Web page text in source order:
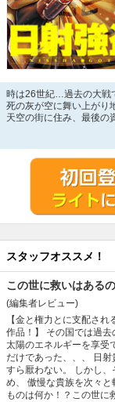
時は26世紀…過去の大戦
死の灰が空に舞い上がり
天空の街に住み、最後の
貴族の支配に反逆し、
スタッフオススメ！
この世に救いはある
(編集者レビュー)
【金と権力とに支配さ
作品！】 その国では過
太陽のエネルギーを享受
だけであった、、、 日
すら厭わない。 しかし
め、 傲慢な貴族を次々
ものは何か！？この世に